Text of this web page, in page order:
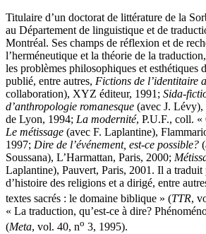
Titulaire d’un doctorat de littérature de la
au Département de linguistique et de
Montréal. Ses champs de réflexion et de
l’herméneutique et la théorie de la
les problèmes philosophiques et esthétiques
publié, entre autres, Fictions de l’identitaire
collaboration), XYZ éditeur, 1991; Sida-
d’anthropologie romanesque (avec J. Lévy),
de Lyon, 1994; La modernité, P.U.F., coll. «
Le métissage (avec F. Laplantine),
1997; Dire de l’événement, est-ce possible?
Soussana), L’Harmattan, Paris, 2000;
Laplantine), Pauvert, Paris, 2001. Il a traduit
d’histoire des religions et a dirigé, entre
textes sacrés : le domaine biblique » (TTR,
« La traduction, qu’est-ce à dire?
(Meta, vol. 40, no 3, 1995).